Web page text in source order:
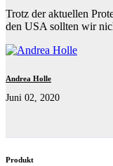
Trotz der aktuellen
den USA sollten wir
Andrea Holle
Juni 02, 2020
Produkt